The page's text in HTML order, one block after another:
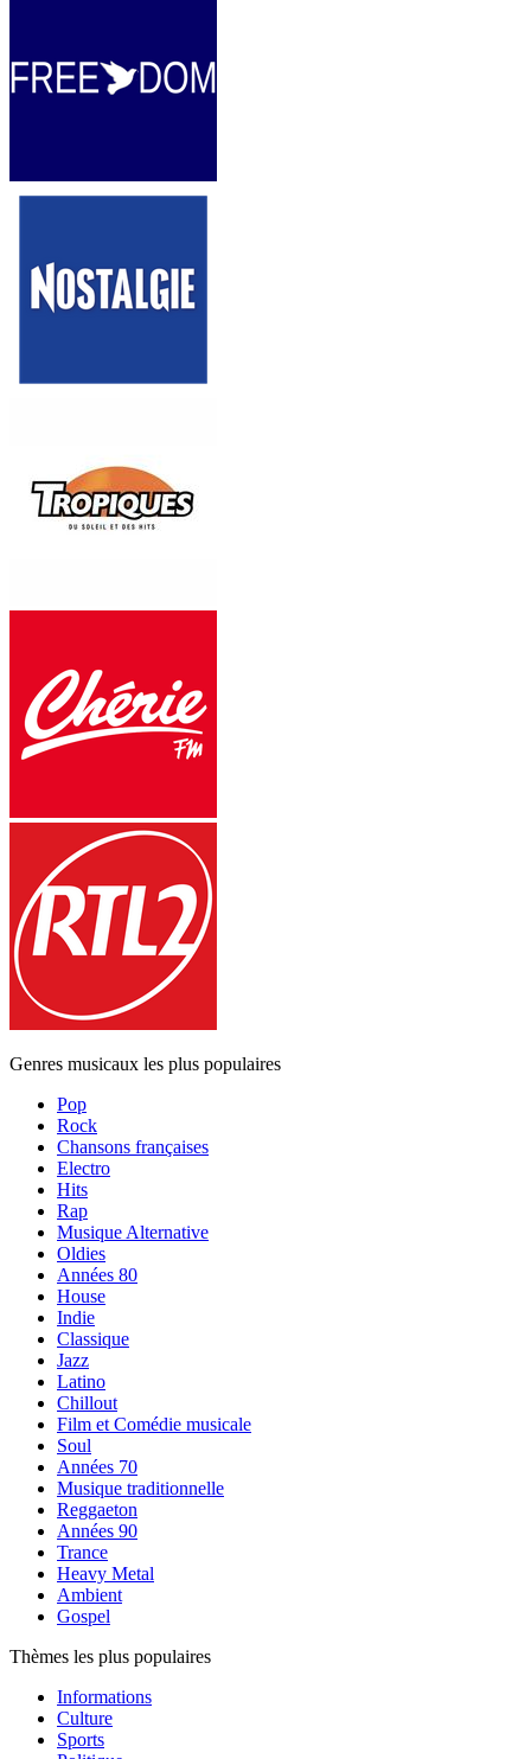
Genres musicaux les plus populaires
Pop
Rock
Chansons françaises
Electro
Hits
Rap
Musique Alternative
Oldies
Années 80
House
Indie
Classique
Jazz
Latino
Chillout
Film et Comédie musicale
Soul
Années 70
Musique traditionnelle
Reggaeton
Années 90
Trance
Heavy Metal
Ambient
Gospel
Thèmes les plus populaires
Informations
Culture
Sports